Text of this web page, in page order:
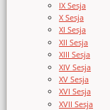
IX Sesja
X Sesja
XI Sesja
XII Sesja
XIII Sesja
XIV Sesja
XV Sesja
XVI Sesja
XVII Sesja